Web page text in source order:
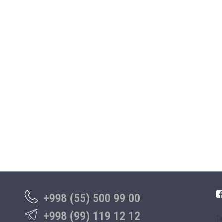
+998 (55) 500 99 00
+998 (99) 119 12 12